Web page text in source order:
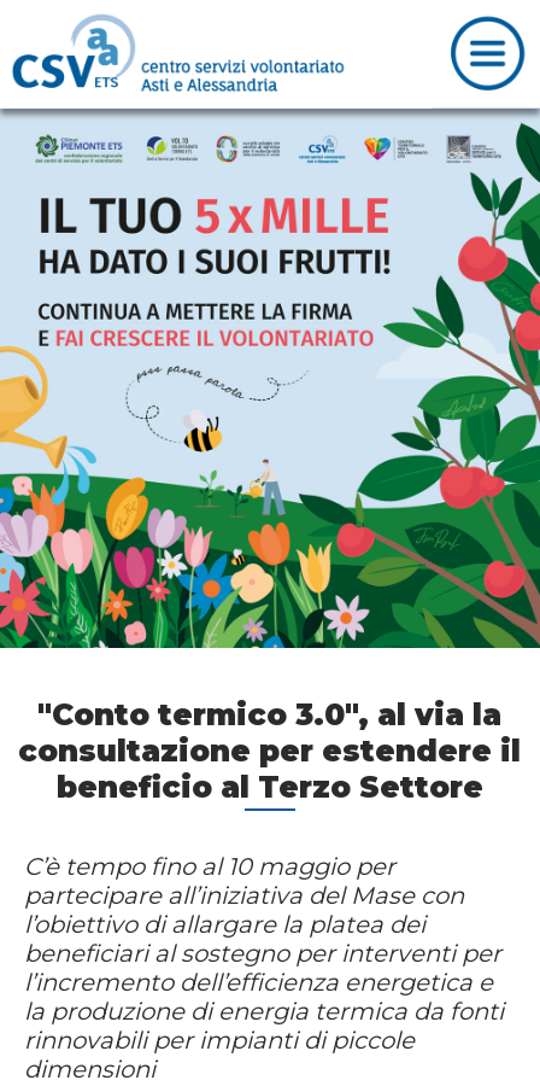
"Conto termico 3.0", al via la
consultazione per estendere il
beneficio al Terzo Settore
C’è tempo fino al 10 maggio per
partecipare all’iniziativa del Mase con
l’obiettivo di allargare la platea dei
beneficiari al sostegno per interventi per
l’incremento dell’efficienza energetica e
la produzione di energia termica da fonti
rinnovabili per impianti di piccole
dimensioni